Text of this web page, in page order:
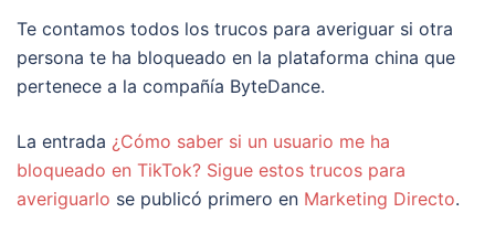
Te contamos todos los trucos para averiguar si otra
persona te ha bloqueado en la plataforma china que
pertenece a la compañía ByteDance.
La entrada ¿Cómo saber si un usuario me ha
bloqueado en TikTok? Sigue estos trucos para
averiguarlo se publicó primero en Marketing Directo.